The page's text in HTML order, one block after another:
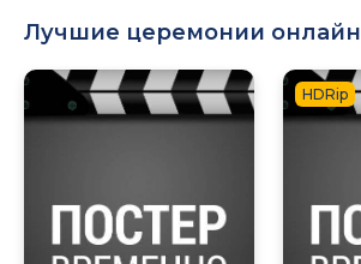
Лучшие церемонии онлайн
HDRip